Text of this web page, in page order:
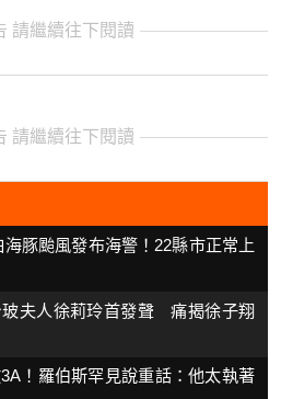
請繼續往下閱讀
請繼續往下閱讀
豚颱風發布海警！22縣市正常上
夫人徐莉玲首發聲 痛揭徐子翔
！羅伯斯罕見說重話：他太執著